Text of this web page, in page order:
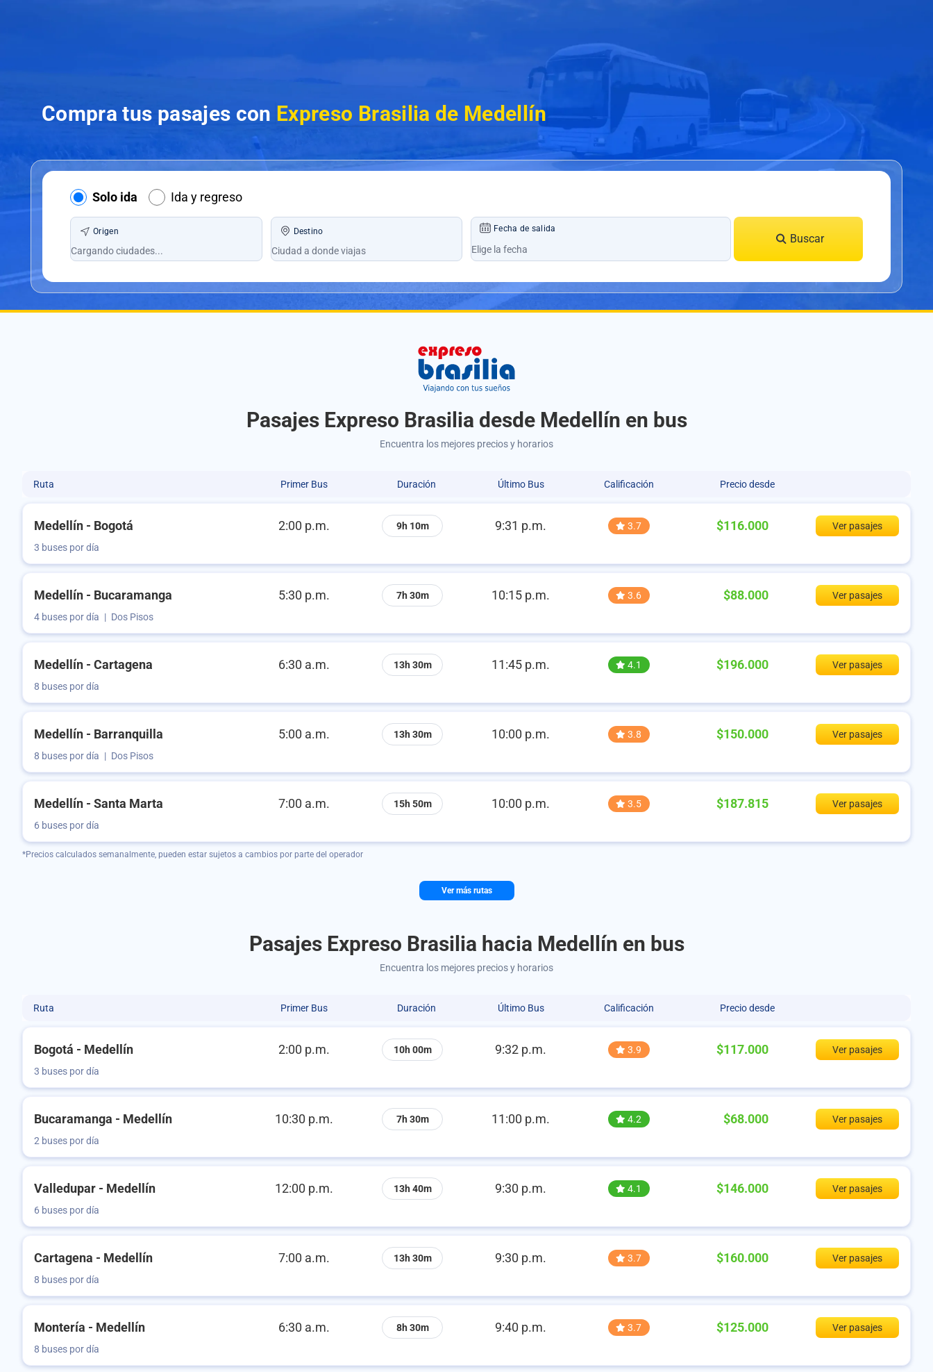
Compra tus pasajes con Expreso Brasilia de Medellín
Solo ida Ida y regreso
Origen Destino Fecha de salida
Buscar
Pasajes Expreso Brasilia desde Medellín en bus
Encuentra los mejores precios y horarios
Ruta Primer Bus Duración Último Bus Calificación Precio desde
Medellín - Bogotá 2:00 p.m. 9h 10m 9:31 p.m. 3.7 $116.000
Ver pasajes
3 buses por día
Medellín - Bucaramanga 5:30 p.m. 7h 30m 10:15 p.m. 3.6 $88.000
Ver pasajes
4 buses por día | Dos Pisos
Medellín - Cartagena 6:30 a.m. 13h 30m 11:45 p.m. 4.1 $196.000
Ver pasajes
8 buses por día
Medellín - Barranquilla 5:00 a.m. 13h 30m 10:00 p.m. 3.8 $150.000
Ver pasajes
8 buses por día | Dos Pisos
Medellín - Santa Marta 7:00 a.m. 15h 50m 10:00 p.m. 3.5 $187.815
Ver pasajes
6 buses por día
*Precios calculados semanalmente, pueden estar sujetos a cambios por parte del operador
Ver más rutas
Pasajes Expreso Brasilia hacia Medellín en bus
Encuentra los mejores precios y horarios
Ruta Primer Bus Duración Último Bus Calificación Precio desde
Bogotá - Medellín 2:00 p.m. 10h 00m 9:32 p.m. 3.9 $117.000
Ver pasajes
3 buses por día
Bucaramanga - Medellín 10:30 p.m. 7h 30m 11:00 p.m. 4.2 $68.000
Ver pasajes
2 buses por día
Valledupar - Medellín 12:00 p.m. 13h 40m 9:30 p.m. 4.1 $146.000
Ver pasajes
6 buses por día
Cartagena - Medellín 7:00 a.m. 13h 30m 9:30 p.m. 3.7 $160.000
Ver pasajes
8 buses por día
Montería - Medellín 6:30 a.m. 8h 30m 9:40 p.m. 3.7 $125.000
Ver pasajes
8 buses por día